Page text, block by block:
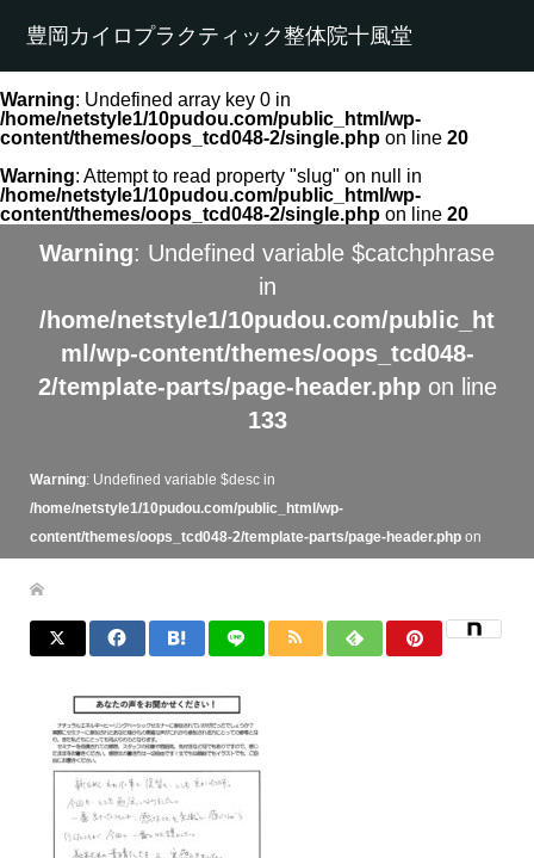
豊岡カイロプラクティック整体院十風堂
Warning: Undefined array key 0 in
/home/netstyle1/10pudou.com/public_html/wp-
content/themes/oops_tcd048-2/single.php on line 20
Warning: Attempt to read property "slug" on null in
/home/netstyle1/10pudou.com/public_html/wp-
content/themes/oops_tcd048-2/single.php on line 20
Warning: Undefined variable $catchphrase
in
/home/netstyle1/10pudou.com/public_ht
ml/wp-content/themes/oops_tcd048-
2/template-parts/page-header.phpon line
133
Warning: Undefined variable $desc in
/home/netstyle1/10pudou.com/public_html/wp-
content/themes/oops_tcd048-2/template-parts/page-header.phpon